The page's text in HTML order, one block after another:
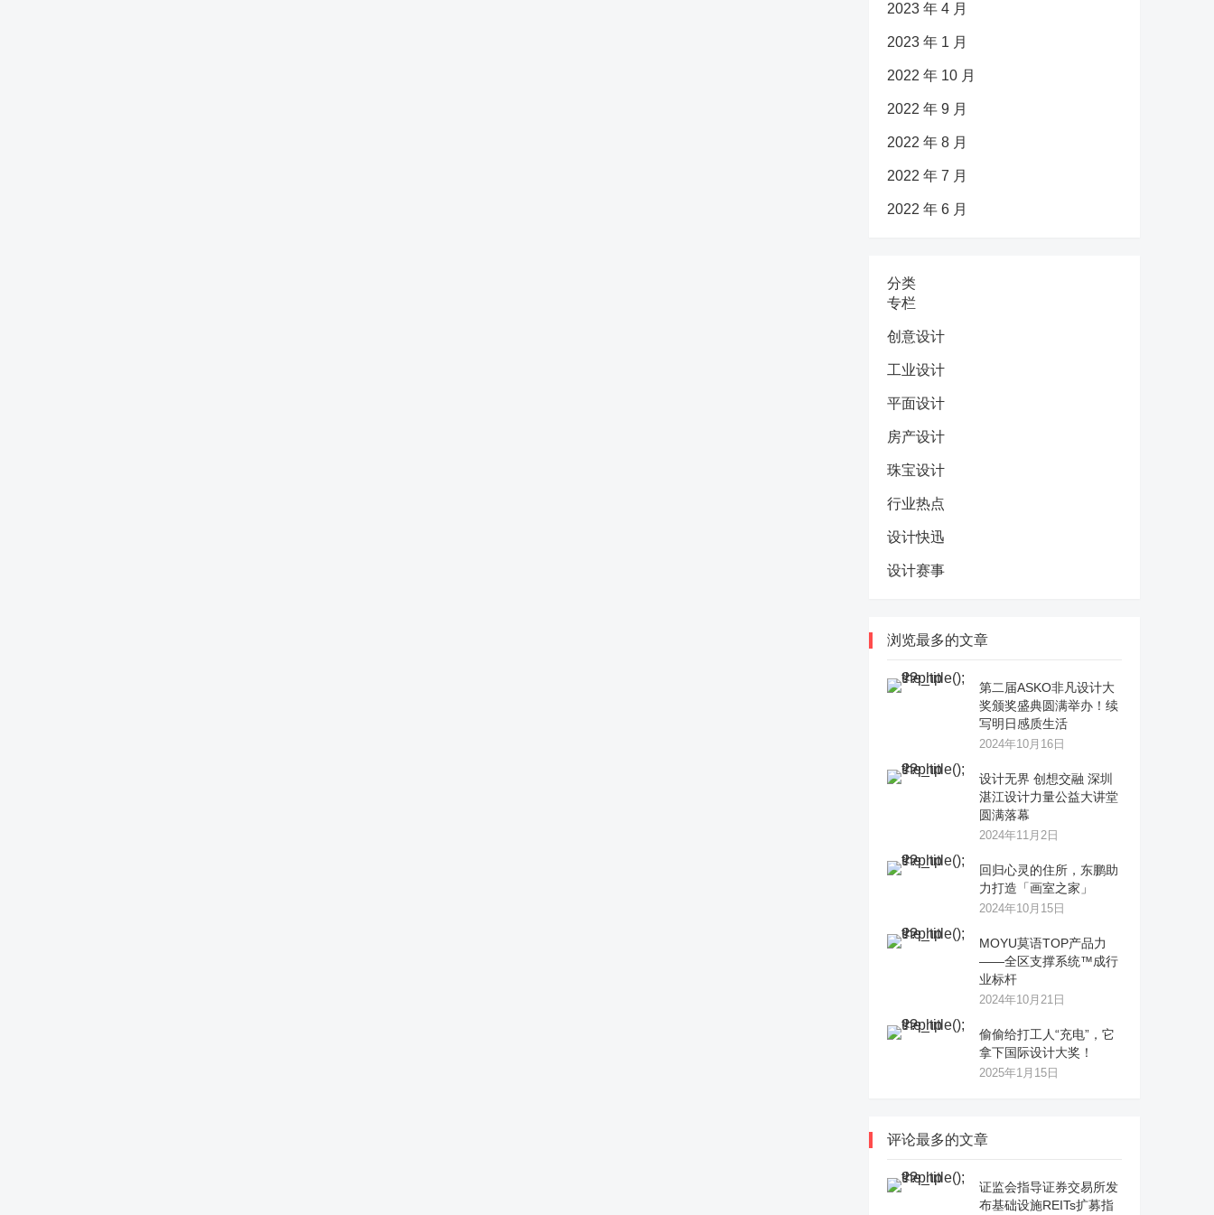
2023 年 4 月
2023 年 1 月
2022 年 10 月
2022 年 9 月
2022 年 8 月
2022 年 7 月
2022 年 6 月
分类
专栏
创意设计
工业设计
平面设计
房产设计
珠宝设计
行业热点
设计快迅
设计赛事
浏览最多的文章
第二届ASKO非凡设计大
奖颁奖盛典圆满举办！续
写明日感质生活
2024年10月16日
设计无界 创想交融 深圳
湛江设计力量公益大讲堂
圆满落幕
2024年11月2日
回归心灵的住所，东鹏助
力打造「画室之家」
2024年10月15日
MOYU莫语TOP产品力
——全区支撑系统™成行
业标杆
2024年10月21日
偷偷给打工人“充电”，它
拿下国际设计大奖！
2025年1月15日
评论最多的文章
证监会指导证券交易所发
布基础设施REITs扩募指